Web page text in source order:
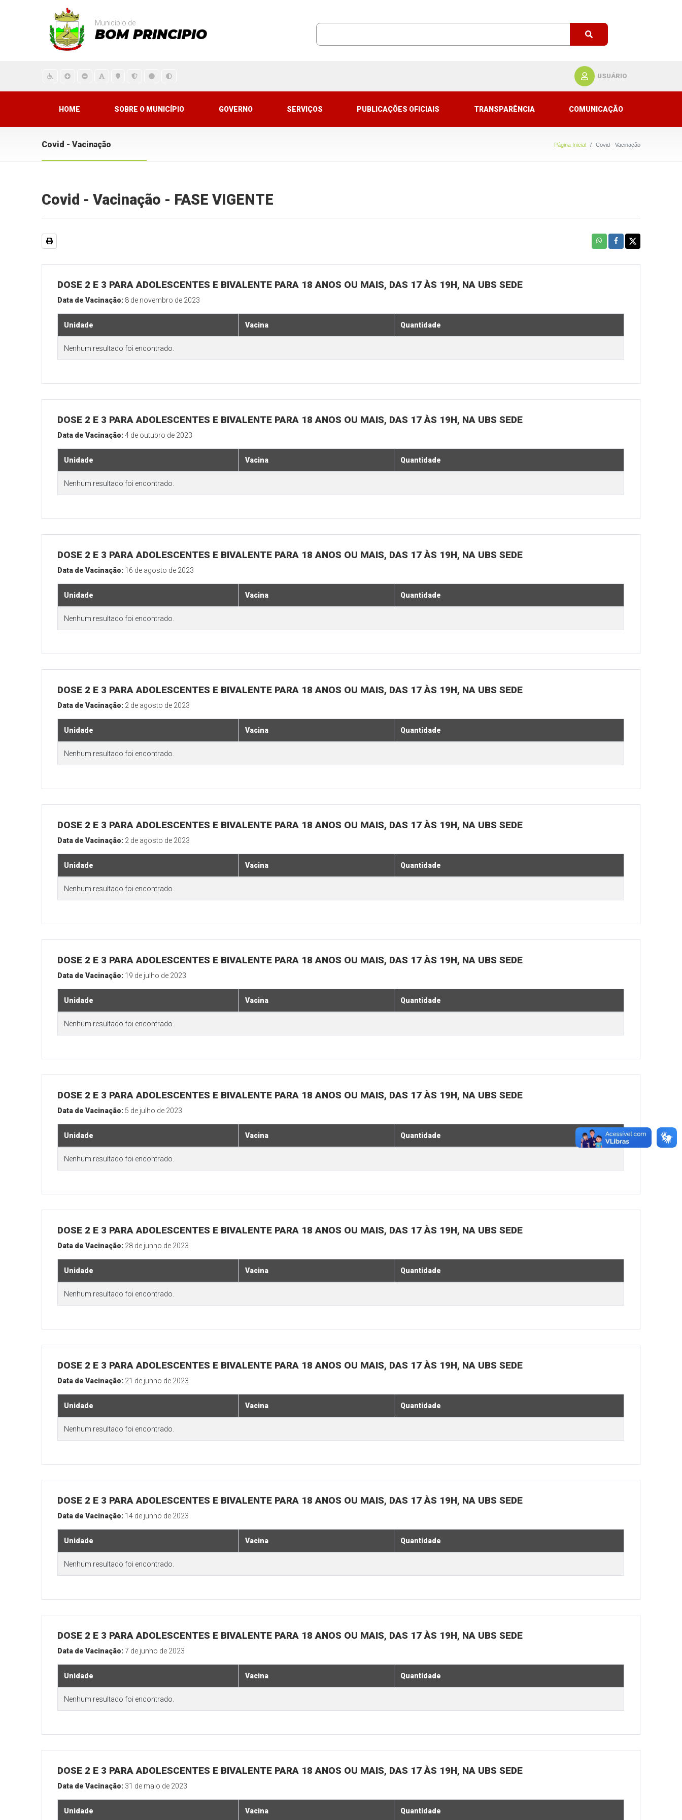
Município de
BOM PRINCIPIO
USUÁRIO
HOME SOBRE O MUNICÍPIO GOVERNO SERVIÇOS PUBLICAÇÕES OFICIAIS TRANSPARÊNCIA COMUNICAÇÃO
Covid - Vacinação Página Inicial Covid - Vacinação
Covid - Vacinação - FASE VIGENTE
DOSE 2 E 3 PARA ADOLESCENTES E BIVALENTE PARA 18 ANOS OU MAIS, DAS 17 ÀS 19H, NA UBS SEDE
Data de Vacinação: 8 de novembro de 2023
Unidade Vacina Quantidade
Nenhum resultado foi encontrado.
DOSE 2 E 3 PARA ADOLESCENTES E BIVALENTE PARA 18 ANOS OU MAIS, DAS 17 ÀS 19H, NA UBS SEDE
Data de Vacinação:4 de outubro de 2023
Unidade Vacina Quantidade
Nenhum resultado foi encontrado.
DOSE 2 E 3 PARA ADOLESCENTES E BIVALENTE PARA 18 ANOS OU MAIS, DAS 17 ÀS 19H, NA UBS SEDE
Data de Vacinação: 16 de agosto de 2023
Unidade Vacina Quantidade
Nenhum resultado foi encontrado.
DOSE 2 E 3 PARA ADOLESCENTES E BIVALENTE PARA 18 ANOS OU MAIS, DAS 17 ÀS 19H, NA UBS SEDE
Data de Vacinação: 2 de agosto de 2023
Unidade Vacina Quantidade
Nenhum resultado foi encontrado.
DOSE 2 E 3 PARA ADOLESCENTES E BIVALENTE PARA 18 ANOS OU MAIS, DAS 17 ÀS 19H, NA UBS SEDE
Data de Vacinação: 2 de agosto de 2023
Unidade Vacina Quantidade
Nenhum resultado foi encontrado.
DOSE 2 E 3 PARA ADOLESCENTES E BIVALENTE PARA 18 ANOS OU MAIS, DAS 17 ÀS 19H, NA UBS SEDE
Data de Vacinação: 19 de julho de 2023
Unidade Vacina Quantidade
Nenhum resultado foi encontrado.
DOSE 2 E 3 PARA ADOLESCENTES E BIVALENTE PARA 18 ANOS OU MAIS, DAS 17 ÀS 19H, NA UBS SEDE
Data de Vacinação: 5 de julho de 2023
Unidade Vacina Quantidade
Nenhum resultado foi encontrado.
DOSE 2 E 3 PARA ADOLESCENTES E BIVALENTE PARA 18 ANOS OU MAIS, DAS 17 ÀS 19H, NA UBS SEDE
Data de Vacinação: 28 de junho de 2023
Unidade Vacina Quantidade
Nenhum resultado foi encontrado.
DOSE 2 E 3 PARA ADOLESCENTES E BIVALENTE PARA 18 ANOS OU MAIS, DAS 17 ÀS 19H, NA UBS SEDE
Data de Vacinação: 21 de junho de 2023
Unidade Vacina Quantidade
Nenhum resultado foi encontrado.
DOSE 2 E 3 PARA ADOLESCENTES E BIVALENTE PARA 18 ANOS OU MAIS, DAS 17 ÀS 19H, NA UBS SEDE
Data de Vacinação: 14 de junho de 2023
Unidade Vacina Quantidade
Nenhum resultado foi encontrado.
DOSE 2 E 3 PARA ADOLESCENTES E BIVALENTE PARA 18 ANOS OU MAIS, DAS 17 ÀS 19H, NA UBS SEDE
Data de Vacinação:7 de junho de 2023
Unidade Vacina Quantidade
Nenhum resultado foi encontrado.
DOSE 2 E 3 PARA ADOLESCENTES E BIVALENTE PARA 18 ANOS OU MAIS, DAS 17 ÀS 19H, NA UBS SEDE
Data de Vacinação: 31 de maio de 2023
Unidade Vacina Quantidade